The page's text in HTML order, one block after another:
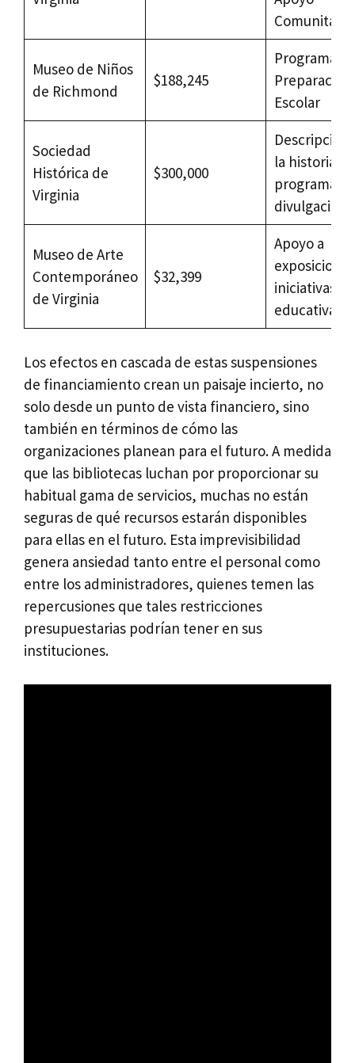
Comunitario
Museo de Niños
de Richmond
$188,245
Programas
Preparación
Escolar
Sociedad
Histórica de
Virginia
$300,000
Descripción
la historia
programas
divulgación
Museo de Arte
Contemporáneo
de Virginia
$32,399
Apoyo a
iniciativas
educativas
Los efectos en cascada de estas suspensiones
de financiamiento crean un paisaje incierto, no
solo desde un punto de vista financiero, sino
también en términos de cómo las
organizaciones planean para el futuro. A medida
que las bibliotecas luchan por proporcionar su
habitual gama de servicios, muchas no están
seguras de qué recursos estarán disponibles
para ellas en el futuro. Esta imprevisibilidad
genera ansiedad tanto entre el personal como
entre los administradores, quienes temen las
repercusiones que tales restricciones
presupuestarias podrían tener en sus
instituciones.